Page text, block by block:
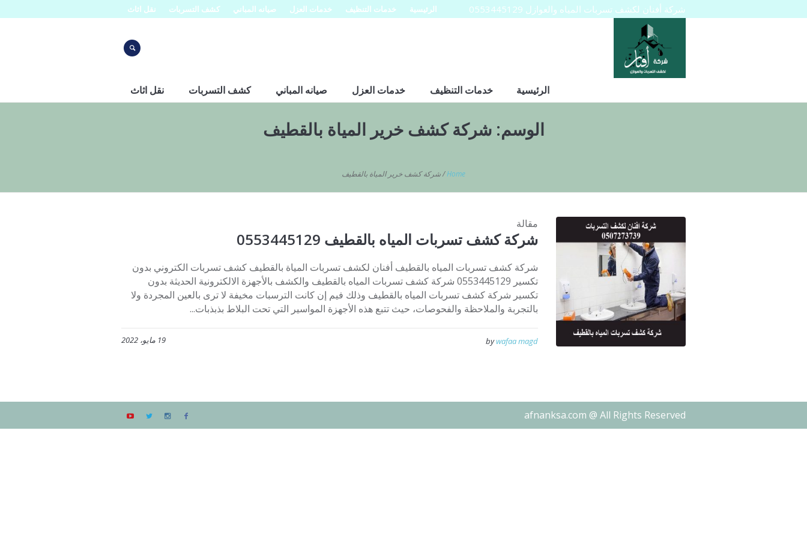
الرئيسية خدمات التنظيف خدمات العزل صيانه المباني كشف التسربات نقل اثاث شركة أفنان لكشف تسربات المياه والعوازل 0553445129
الرئيسية خدمات التنظيف خدمات العزل صيانه المباني كشف التسربات نقل اثاث
الوسم:شركة كشف خرير المياة بالقطيف
Home
/شركة كشف خرير المياة بالقطيف
مقالة
شركة كشف تسربات المياه بالقطيف 0553445129
شركة كشف تسربات المياه بالقطيف أفنان لكشف تسربات المياة بالقطيف كشف تسربات الكتروني بدون
تكسير 0553445129 شركة كشف تسربات المياه بالقطيف والكشف بالأجهزة الالكترونية الحديثة بدون
تكسير شركة كشف تسربات المياه بالقطيف وذلك فيم إن كانت الترسبات مخيفة لا ترى بالعين المجردة ولا
بالتجربة والملاحظة والفحوصات، حيث تتبع هذه الأجهزة المواسير التي تحت البلاط بذبذبات...
19 مايو، 2022 bywafaa magd
afnanksa.com @ All Rights Reserved